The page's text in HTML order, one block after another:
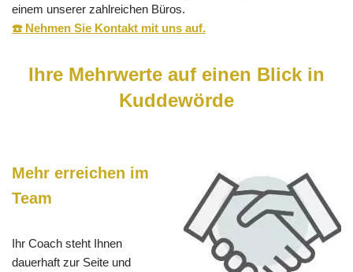
einem unserer zahlreichen Büros.
☎️ Nehmen Sie Kontakt mit uns auf.
Ihre Mehrwerte auf einen Blick in
Kuddewörde
Mehr erreichen im
Team
Ihr Coach steht Ihnen
dauerhaft zur Seite und